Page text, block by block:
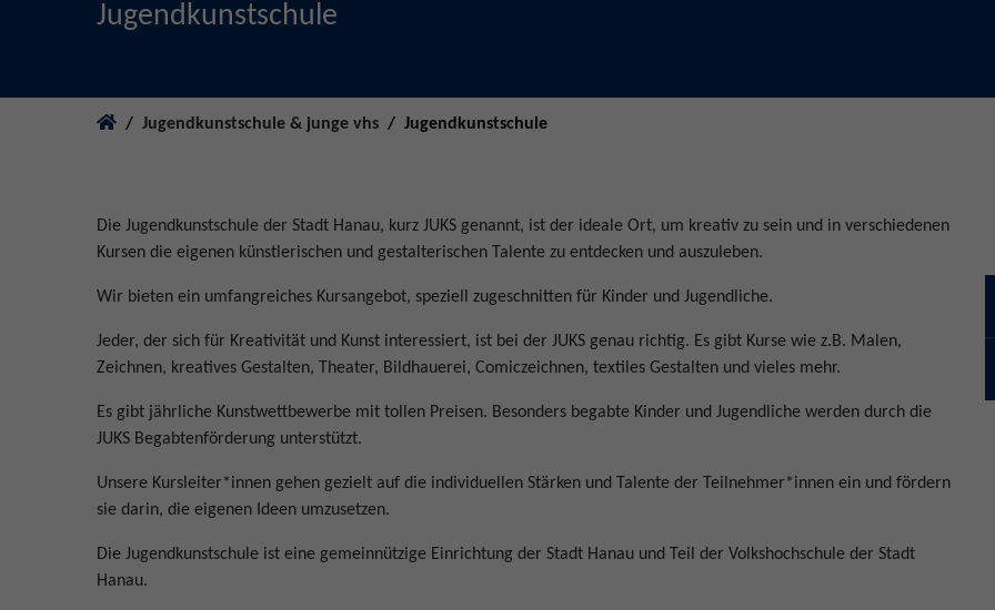
Jugendkunstschule
Jugendkunstschule & junge vhs
Jugendkunstschule
Die Jugendkunstschule der Stadt Hanau, kurz JUKS genannt, ist der ideale Ort, um kreativ zu sein und in verschiedenen
Kursen die eigenen künstlerischen und gestalterischen Talente zu entdecken und auszuleben.
Wir bieten ein umfangreiches Kursangebot, speziell zugeschnitten für Kinder und Jugendliche.
Jeder, der sich für Kreativität und Kunst interessiert, ist bei der JUKS genau richtig. Es gibt Kurse wie z.B. Malen,
Zeichnen, kreatives Gestalten, Theater, Bildhauerei, Comiczeichnen, textiles Gestalten und vieles mehr.
Es gibt jährliche Kunstwettbewerbe mit tollen Preisen. Besonders begabte Kinder und Jugendliche werden durch die
JUKS Begabtenförderung unterstützt.
Unsere Kursleiter*innen gehen gezielt auf die individuellen Stärken und Talente der Teilnehmer*innen ein und fördern
sie darin, die eigenen Ideen umzusetzen.
Die Jugendkunstschule ist eine gemeinnützige Einrichtung der Stadt Hanau und Teil der Volkshochschule der Stadt
Hanau.